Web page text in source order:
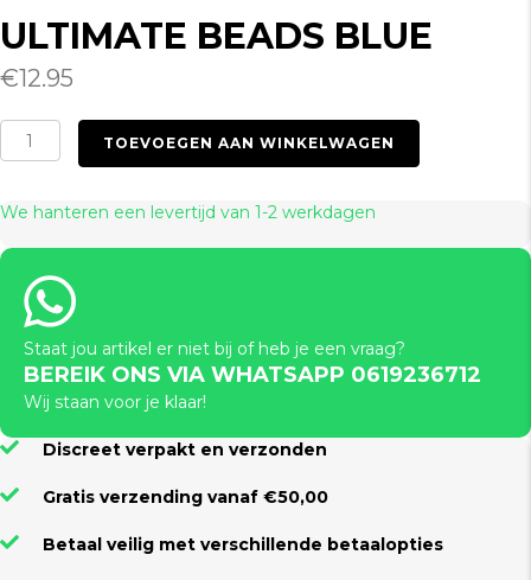
ULTIMATE BEADS BLUE
€12.95
Ultimate
Beads
aantal
TOEVOEGEN AAN WINKELWAGEN
We hanteren een levertijd van 1-2 werkdagen
Staat jou artikel er niet bij of heb je een vraag?
BEREIK ONS VIA WHATSAPP 0619236712
Wij staan voor je klaar!
Discreet verpakt en verzonden
Gratis verzending vanaf €50,00
Betaal veilig met verschillende betaalopties